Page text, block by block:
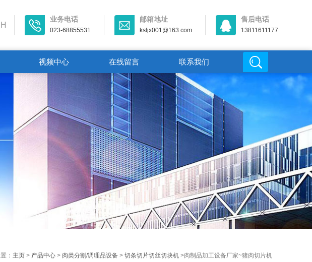
业务电话
023-68855531
邮箱地址
ksljx001@163.com
售后电话
13811611177
视频中心 在线留言 联系我们
： 主页> 产品中心> 肉类分割/调理品设备> 切条切片切丝切块机>肉制品加工设备厂家~猪肉切片机